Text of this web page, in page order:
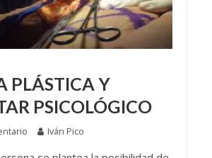
PLÁSTICA Y
PSICOLÓGICO
Iván Pico